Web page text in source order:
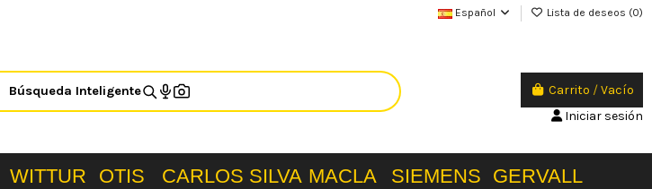
Español Lista de deseos (0)
Búsqueda Inteligente Carrito /Vacío
Iniciar sesión
WITTUR OTIS CARLOS SILVA MACLA SIEMENS GERVALL